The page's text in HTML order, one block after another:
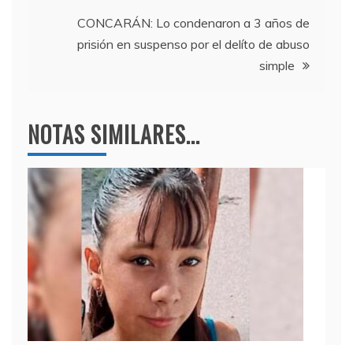
CONCARÁN: Lo condenaron a 3 años de
prisión en suspenso por el delíto de abuso
simple
NOTAS SIMILARES...